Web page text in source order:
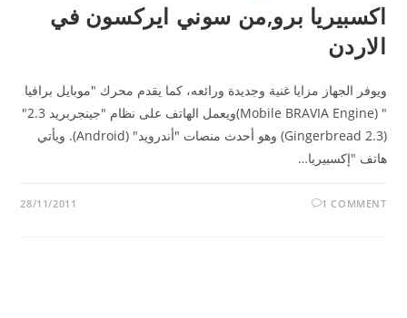
اكسبيريا برو,من سوني ايركسون في
الاردن
ويوفر الجهاز مزايا غنية وجديدة ورائعه، كما يقدم محرك "موبايل برافيا
" (Mobile BRAVIA Engine)ويعمل الهاتف على نظام "جينجربريد 2.3"
(Gingerbread 2.3) وهو أحدث منصات "أندرويد" (Android). ويأتي
هاتف "إكسبيريا…
1 COMMENT
28/11/2011